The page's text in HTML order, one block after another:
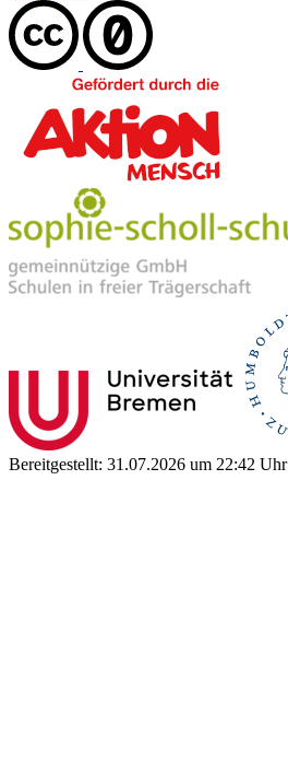
Bereitgestellt: 31.07.2026 um 22:42 Uhr